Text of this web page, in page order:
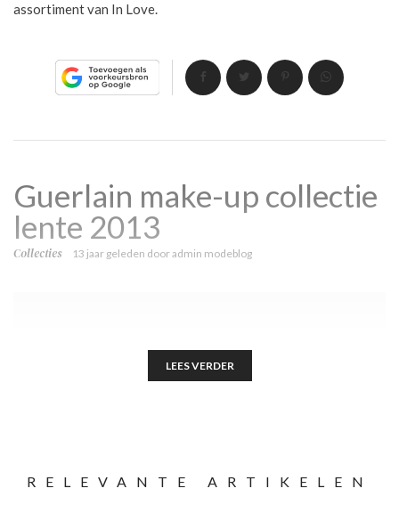
assortiment van In Love.
Guerlain make-up collectie
lente 2013
Collecties 13 jaar geleden dooradmin modeblog
LEES VERDER
RELEVANTE ARTIKELEN